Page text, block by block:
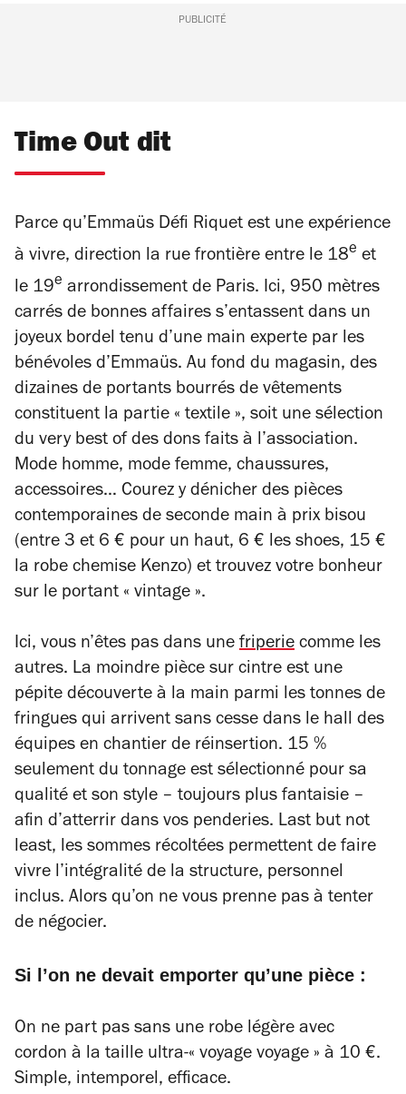
PUBLICITÉ
Time Out dit
Parce qu’Emmaüs Défi Riquet est une expérience
à vivre, direction la rue frontière entre le 18e et
le 19e arrondissement de Paris. Ici, 950 mètres
carrés de bonnes affaires s’entassent dans un
joyeux bordel tenu d’une main experte par les
bénévoles d’Emmaüs. Au fond du magasin, des
dizaines de portants bourrés de vêtements
constituent la partie « textile », soit une sélection
du very best of des dons faits à l’association.
Mode homme, mode femme, chaussures,
accessoires… Courez y dénicher des pièces
contemporaines de seconde main à prix bisou
(entre 3 et 6 € pour un haut, 6 € les shoes, 15 €
la robe chemise Kenzo) et trouvez votre bonheur
sur le portant « vintage ».
Ici, vous n’êtes pas dans une friperie comme les
autres. La moindre pièce sur cintre est une
pépite découverte à la main parmi les tonnes de
fringues qui arrivent sans cesse dans le hall des
équipes en chantier de réinsertion. 15 %
seulement du tonnage est sélectionné pour sa
qualité et son style – toujours plus fantaisie –
afin d’atterrir dans vos penderies. Last but not
least, les sommes récoltées permettent de faire
vivre l’intégralité de la structure, personnel
inclus. Alors qu’on ne vous prenne pas à tenter
de négocier.
Si l’on ne devait emporter qu’une pièce :
On ne part pas sans une robe légère avec
cordon à la taille ultra-« voyage voyage » à 10 €.
Simple, intemporel, efficace.